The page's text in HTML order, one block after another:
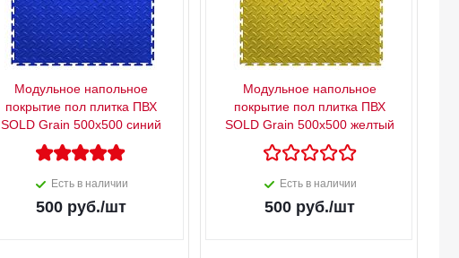
Модульное напольное
покрытие пол плитка ПВХ
SOLD Grain 500х500 синий
Есть в наличии
500руб./шт
Модульное напольное
покрытие пол плитка ПВХ
SOLD Grain 500х500 желтый
Есть в наличии
500руб./шт